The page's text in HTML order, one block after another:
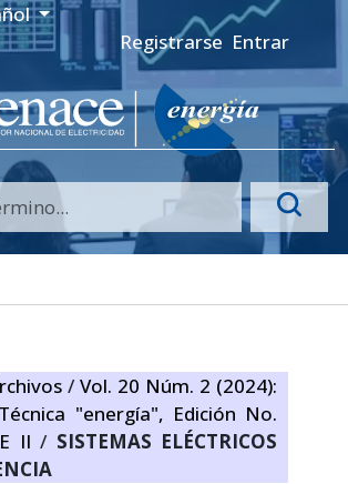
principal
del sitio
Registrarse Entrar
/ Vol. 20 Núm. 2 (2024):
"energía", Edición No.
II/ SISTEMAS ELÉCTRICOS